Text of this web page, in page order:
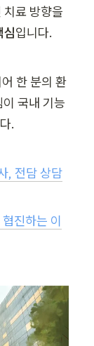
료 방향을
심입니다.
한 분의 환
국내 기능
.
, 전담 상담
진하는 이